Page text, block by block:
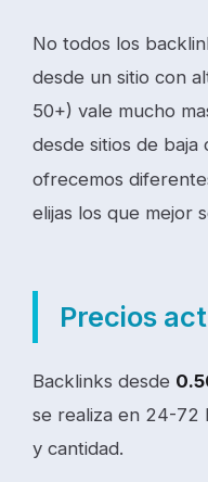
No todos los
desde un sitio con
50+) vale mucho
desde sitios de baja
ofrecemos
elijas los que mejor
Precios
Backlinks desde
se realiza en 24-72
y cantidad.